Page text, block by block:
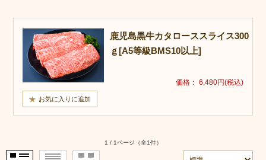
鹿児島黒牛カタローススライス300
ｇ[A5等級BMS10以上]
価格： 6,480円(税込)
1 / 1ページ （全1件）